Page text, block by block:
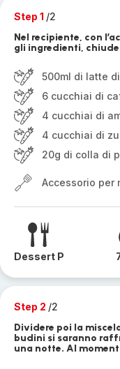
Step 1 /2
Nel recipiente, con
gli ingredienti,
500ml di latte
6 cucchiai di
4 cucchiai di
4 cucchiai di
20g di colla di
Accessorio per
Dessert P
Step 2 /2
Dividere poi la
budini si saranno
una notte. Al